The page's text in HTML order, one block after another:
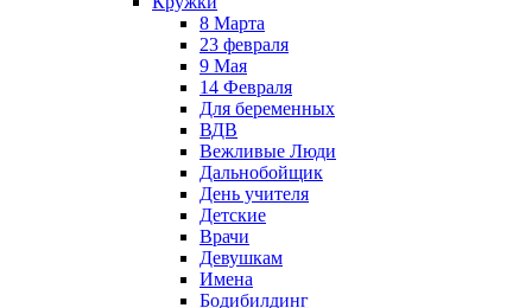
8 Марта
23 февраля
9 Мая
14 Февраля
Для беременных
ВДВ
Вежливые Люди
Дальнобойщик
День учителя
Детские
Врачи
Девушкам
Имена
Бодибилдинг